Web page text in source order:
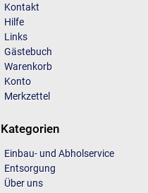
Kontakt
Hilfe
Links
Gästebuch
Warenkorb
Konto
Merkzettel
Kategorien
Einbau- und Abholservice
Entsorgung
Über uns